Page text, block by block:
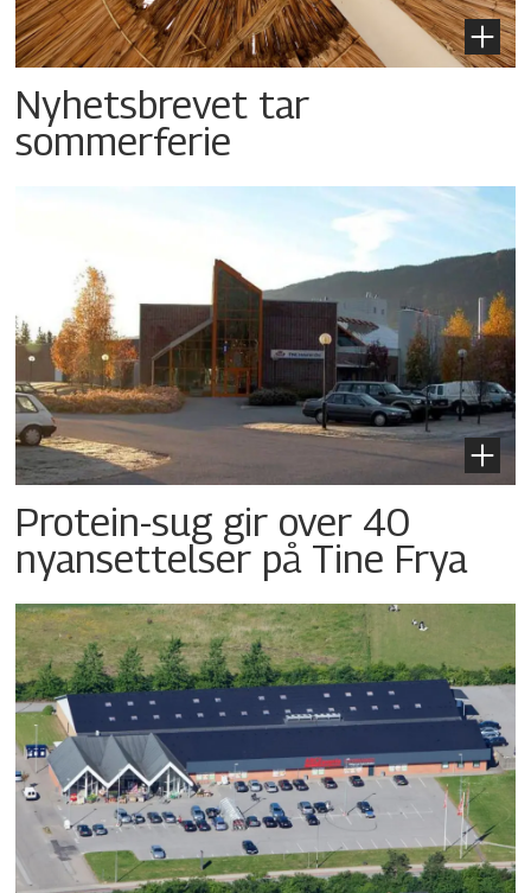
Nyhetsbrevet tar
sommerferie
Protein-sug gir over 40
nyansettelser på Tine Frya